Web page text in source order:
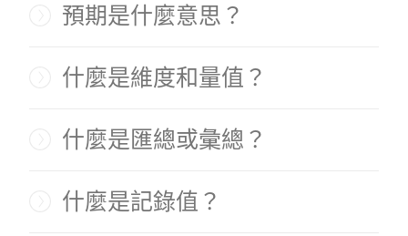
預期是什麼意思？
什麼是維度和量值？
什麼是匯總或彙總？
什麼是記錄值？